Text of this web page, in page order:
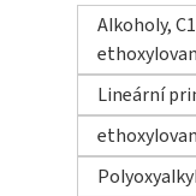
Alkoholy,
Lineární